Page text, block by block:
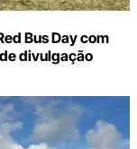
Bus Day com
divulgação